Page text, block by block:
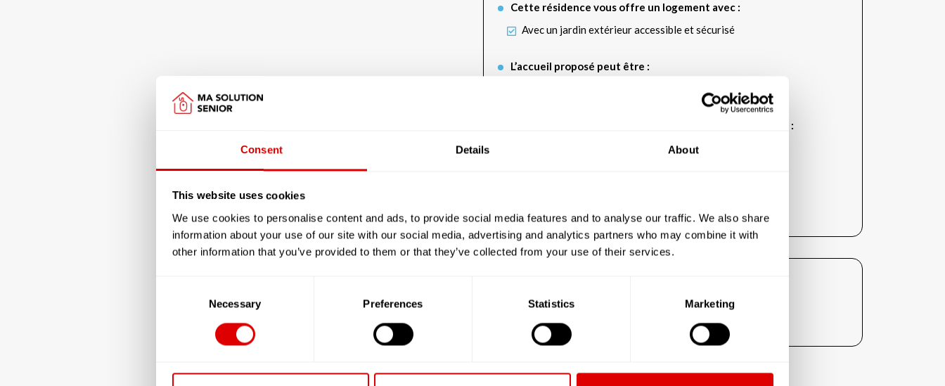
Consent Details About
This website uses cookies
We use cookies to personalise content and ads, to provide social media features and to analyse our traffic. We also share
information about your use of our site with our social media, advertising and analytics partners who may combine it with
other information that you’ve provided to them or that they’ve collected from your use of their services.
Necessary Preferences Statistics Marketing
Cette résidence vous offre un logement avec :
Avec un jardin extérieur accessible et sécurisé
L’accueil proposé peut être :
Financièrement, cette résidence vous fera bénéficier de :
T1 : 33.96 € (33.00 m²)